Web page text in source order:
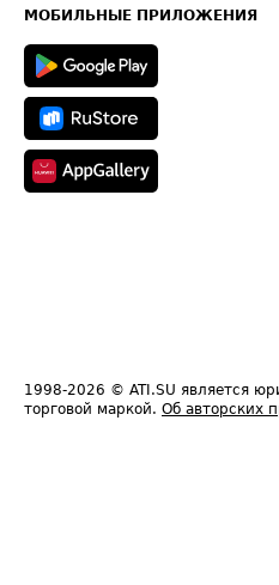
Техническая информация
МОБИЛЬНЫЕ ПРИЛОЖЕНИЯ
1998-2026 © ATI.SU является
торговой маркой. Об авторских